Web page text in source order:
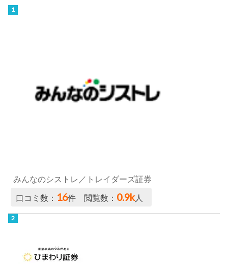
みんなのシストレ／トレイダーズ証券
口コミ数： 16件 閲覧数： 0.9k人